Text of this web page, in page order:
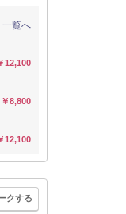
一覧へ
12,100
￥8,800
12,100
クする